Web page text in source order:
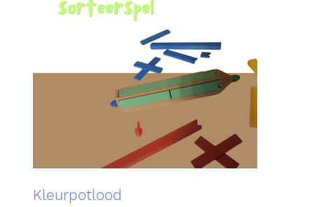
Kleurpotlood